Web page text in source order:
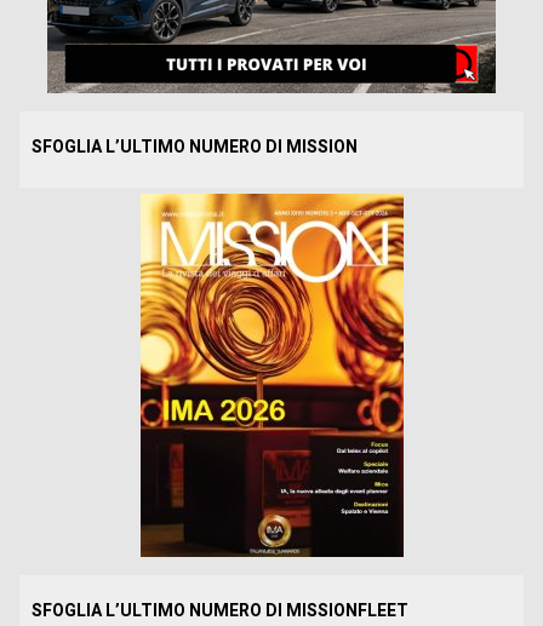
SFOGLIA L’ULTIMO NUMERO DI MISSION
SFOGLIA L’ULTIMO NUMERO DI MISSIONFLEET